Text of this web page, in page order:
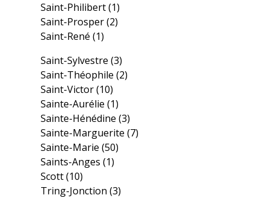
Saint-Philibert(1)
Saint-Prosper(2)
Saint-René(1)
Saint-Sylvestre(3)
Saint-Théophile(2)
Saint-Victor(10)
Sainte-Aurélie(1)
Sainte-Hénédine(3)
Sainte-Marguerite(7)
Sainte-Marie(50)
Saints-Anges(1)
Scott(10)
Tring-Jonction(3)